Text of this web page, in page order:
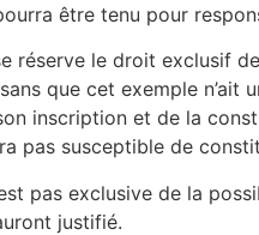
être tenu pour
réserve le droit exclusif
que cet exemple
inscription et de la
pas susceptible de
pas exclusive de la
justifié.